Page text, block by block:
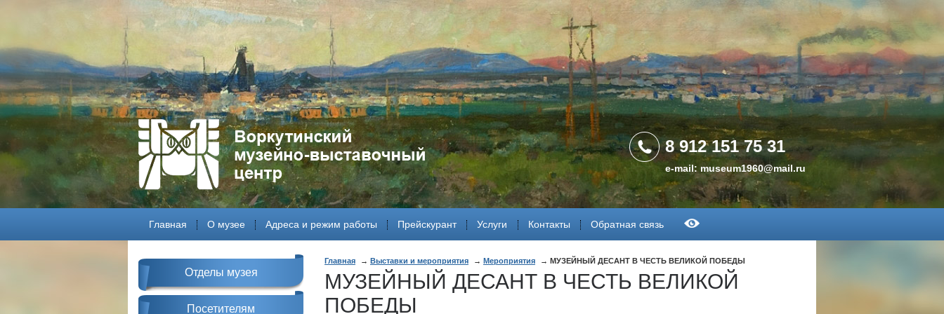
8 912 151 75 31
e-mail: museum1960@mail.ru
Главная О музее Адреса и режим работы Прейскурант Услуги Контакты Обратная связь
Главная Выставки и мероприятия Мероприятия МУЗЕЙНЫЙ ДЕСАНТ В ЧЕСТЬ ВЕЛИКОЙ ПОБЕДЫ
МУЗЕЙНЫЙ ДЕСАНТ В ЧЕСТЬ ВЕЛИКОЙ
ПОБЕДЫ
Отделы музея
Посетителям